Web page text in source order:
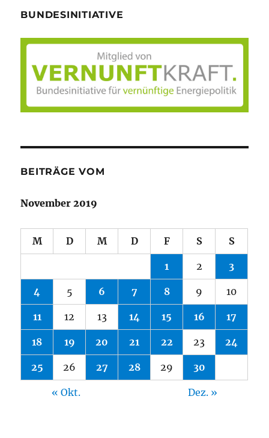
BUNDESINITIATIVE
BEITRÄGE VOM
November 2019
M D M D F S S
1 2 3
4 5 6 7 8 9 10
11 12 13 14 15 16 17
18 19 20 21 22 23 24
25 26 27 28 29 30
« Okt. Dez. »